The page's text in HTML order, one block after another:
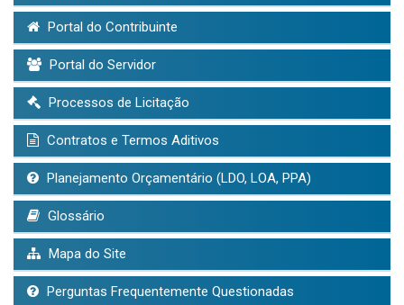
Portal do Contribuinte
Portal do Servidor
Processos de Licitação
Contratos e Termos Aditivos
Planejamento Orçamentário (LDO, LOA, PPA)
Glossário
Mapa do Site
Perguntas Frequentemente Questionadas